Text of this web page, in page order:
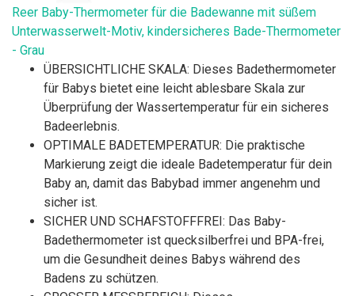
Reer Baby-Thermometer für die Badewanne mit süßem
Unterwasserwelt-Motiv, kindersicheres Bade-Thermometer
- Grau
ÜBERSICHTLICHE SKALA: Dieses Badethermometer
für Babys bietet eine leicht ablesbare Skala zur
Überprüfung der Wassertemperatur für ein sicheres
Badeerlebnis.
OPTIMALE BADETEMPERATUR: Die praktische
Markierung zeigt die ideale Badetemperatur für dein
Baby an, damit das Babybad immer angenehm und
sicher ist.
SICHER UND SCHAFSTOFFFREI: Das Baby-
Badethermometer ist quecksilberfrei und BPA-frei,
um die Gesundheit deines Babys während des
Badens zu schützen.